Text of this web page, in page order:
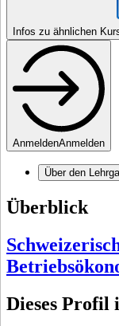
Infos zu ähnlichen
AnmeldenAnmelden
Über den
Überblick
Dieses Profil